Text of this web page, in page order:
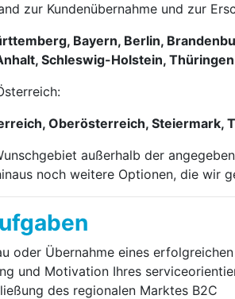
zur Kundenübernahme und zur
Bayern, Berlin,
Schleswig-Holstein, Thüringen
Oberösterreich, Steiermark,
außerhalb der
noch weitere Optionen, die wir
oder Übernahme eines
und Motivation Ihres
des regionalen Marktes B2C